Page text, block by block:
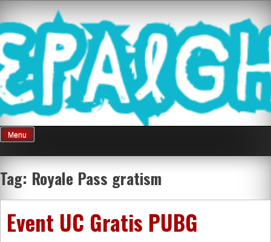
content
Mnepalghopa
Review Game
Terkini Paling
Seluruh Di
Indonesia
Menu
Tag: Royale Pass gratism
Event UC Gratis PUBG